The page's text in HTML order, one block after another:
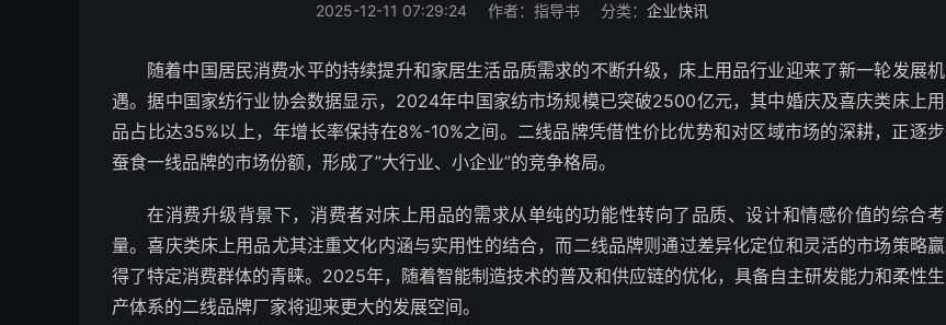
2025-12-11 07:29:24 作者：指导书 分类： 企业快讯
随着中国居民消费水平的持续提升和家居生活品质需求的不断升级，床上用品行业迎来了新一轮发展机
遇。据中国家纺行业协会数据显示，2024年中国家纺市场规模已突破2500亿元，其中婚庆及喜庆类床上用
品占比达35%以上，年增长率保持在8%-10%之间。二线品牌凭借性价比优势和对区域市场的深耕，正逐步
蚕食一线品牌的市场份额，形成了”大行业、小企业”的竞争格局。
在消费升级背景下，消费者对床上用品的需求从单纯的功能性转向了品质、设计和情感价值的综合考
量。喜庆类床上用品尤其注重文化内涵与实用性的结合，而二线品牌则通过差异化定位和灵活的市场策略赢
得了特定消费群体的青睐。2025年，随着智能制造技术的普及和供应链的优化，具备自主研发能力和柔性生
产体系的二线品牌厂家将迎来更大的发展空间。